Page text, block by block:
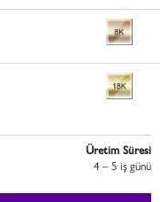
Üretim Süresi
4 – 5 i̇ş günü